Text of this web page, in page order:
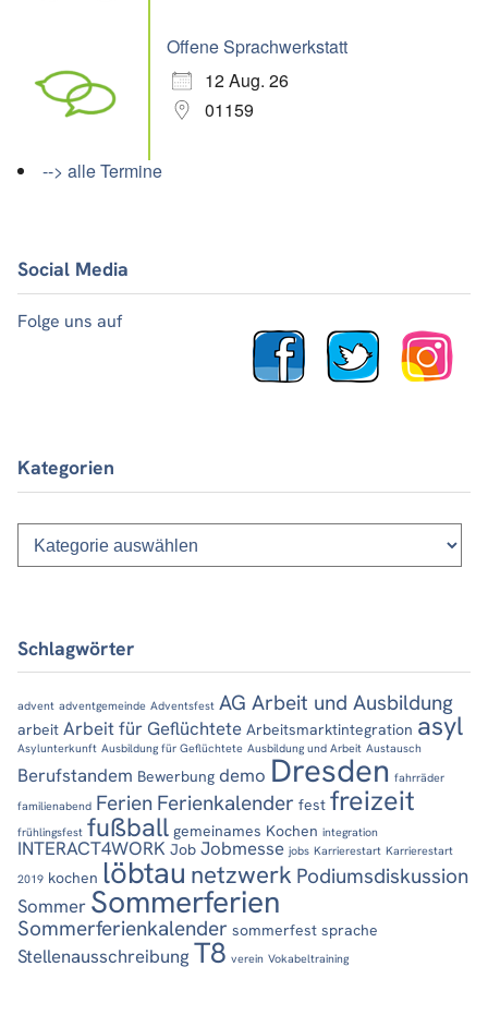
Offene Sprachwerkstatt
12 Aug. 26
01159
--> alle Termine
Social Media
Folge uns auf
Kategorien
Kategorien
Schlagwörter
advent adventgemeinde Adventsfest AG Arbeit und Ausbildung
arbeit Arbeit für Geflüchtete Arbeitsmarktintegration asyl
Asylunterkunft Ausbildung für Geflüchtete Ausbildung und Arbeit Austausch
Berufstandem Bewerbung demo Dresden fahrräder
familienabend Ferien Ferienkalender fest freizeit
frühlingsfest fußball gemeinames Kochen integration
INTERACT4WORK Job Jobmesse jobs Karrierestart Karrierestart
2019 kochen löbtau netzwerk Podiumsdiskussion
Sommer Sommerferien
Sommerferienkalender sommerfest sprache
Stellenausschreibung T8 verein Vokabeltraining